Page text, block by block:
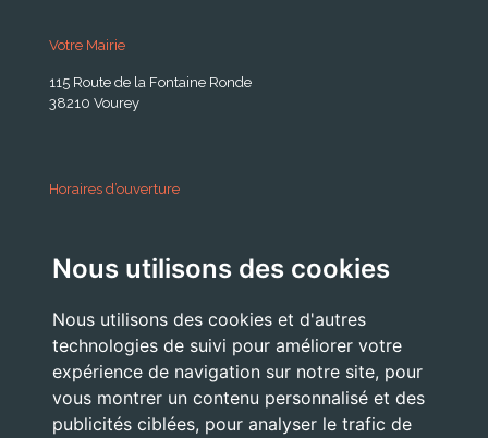
Nous utilisons des cookies
Nous utilisons des cookies et d'autres
technologies de suivi pour améliorer votre
expérience de navigation sur notre site, pour
vous montrer un contenu personnalisé et des
publicités ciblées, pour analyser le trafic de
Votre Mairie
115 Route de la Fontaine Ronde
38210 Vourey
Horaires d’ouverture
Lundi . Mardi : 10h 12h /16h 18h30
Jeudi . Vendredi : 13h30 / 17h
Nous Contacter